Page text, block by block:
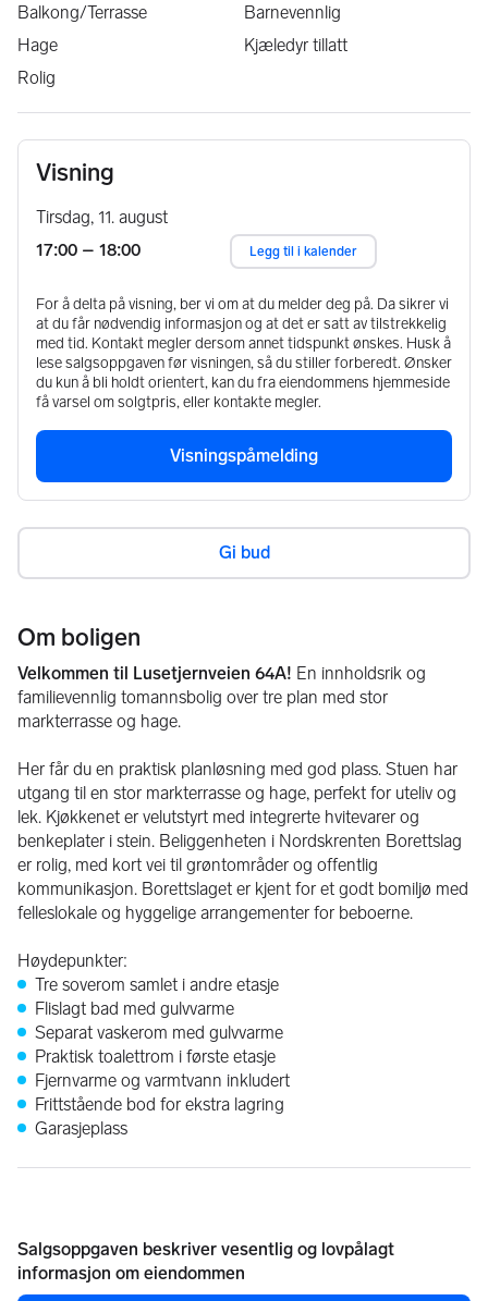
Balkong/Terrasse
Barnevennlig
Hage
Kjæledyr tillatt
Rolig
Visning
tirsdag, 11. august
17:00 – 18:00 Legg til i kalender
For å delta på visning, ber vi om at du melder deg på. Da sikrer vi
at du får nødvendig informasjon og at det er satt av tilstrekkelig
med tid. Kontakt megler dersom annet tidspunkt ønskes. Husk å
lese salgsoppgaven før visningen, så du stiller forberedt. Ønsker
du kun å bli holdt orientert, kan du fra eiendommens hjemmeside
få varsel om solgtpris, eller kontakte megler.
Visningspåmelding
Gi bud
Om boligen
Velkommen til Lusetjernveien 64A! En innholdsrik og
familievennlig tomannsbolig over tre plan med stor
markterrasse og hage.
Her får du en praktisk planløsning med god plass. Stuen har
utgang til en stor markterrasse og hage, perfekt for uteliv og
lek. Kjøkkenet er velutstyrt med integrerte hvitevarer og
benkeplater i stein. Beliggenheten i Nordskrenten Borettslag
er rolig, med kort vei til grøntområder og offentlig
kommunikasjon. Borettslaget er kjent for et godt bomiljø med
felleslokale og hyggelige arrangementer for beboerne.
Høydepunkter:
Tre soverom samlet i andre etasje
Flislagt bad med gulvvarme
Separat vaskerom med gulvvarme
Praktisk toalettrom i første etasje
Fjernvarme og varmtvann inkludert
Frittstående bod for ekstra lagring
Garasjeplass
Salgsoppgaven beskriver vesentlig og lovpålagt
informasjon om eiendommen